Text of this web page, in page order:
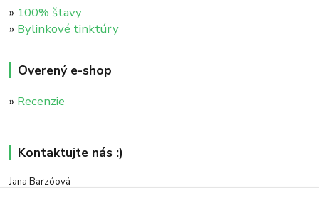
» 100% štavy
» Bylinkové tinktúry
Overený e-shop
» Recenzie
Kontaktujte nás :)
Jana Barzóová